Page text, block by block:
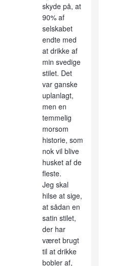
skyde på, at
90% af
selskabet
endte med
at drikke af
min svedige
stilet. Det
var ganske
uplanlagt,
men en
temmelig
morsom
historie, som
nok vil blive
husket af de
fleste.
Jeg skal
hilse at sige,
at sådan en
satin stilet,
der har
været brugt
til at drikke
bobler af,